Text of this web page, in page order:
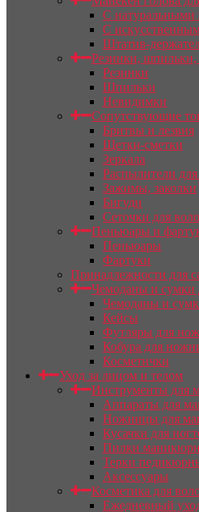
С натуральными
С
Штатив-
Резинки,
Резинки
Шпильки
Невидимки
Сопутствующие
Бритвы и лезвия
Щетки-сметки
Зеркала
Распылители
Зажимы, заколки
Бигуди
Сеточки для
Пеньюары и
Пеньюары
Фартуки
Принадлежности для
Чемоданы и сумки
Чемоданы и
Кейсы
Футляры для
Кобура для
Косметички
Уход за лицом и телом
Инструменты для
Аппараты для
Ножницы для
Кусачки для
Пилки
Терки
Аксессуары
Косметика для
Ежедневный